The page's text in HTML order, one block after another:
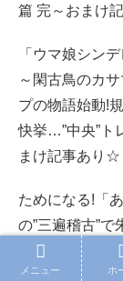
篇 完～おまけ
「ウマ娘シン
～閑古鳥のカ
プの物語始動!
快挙…”中央”ト
まけ記事あり☆
ためになる!「
の”三遍稽古”
芸鮮烈…日本
おまけ記事あ
メニュー ホ